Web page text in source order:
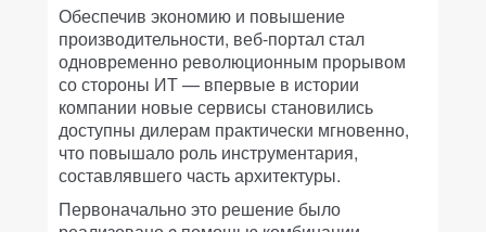
Обеспечив экономию и повышение
производительности, веб-портал стал
одновременно революционным прорывом
со стороны ИТ — впервые в истории
компании новые сервисы становились
доступны дилерам практически мгновенно,
что повышало роль инструментария,
составлявшего часть архитектуры.
Первоначально это решение было